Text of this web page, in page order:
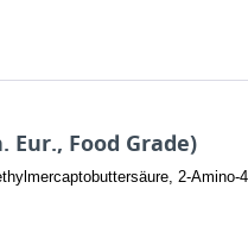
Eur., Food Grade)
2-